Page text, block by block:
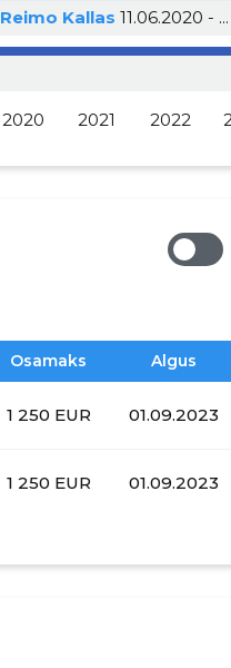
Reimo Kallas 11.06.2020 - ...
2020 2021 2022
Osamaks Algus
1 250 EUR 01.09.2023
1 250 EUR 01.09.2023